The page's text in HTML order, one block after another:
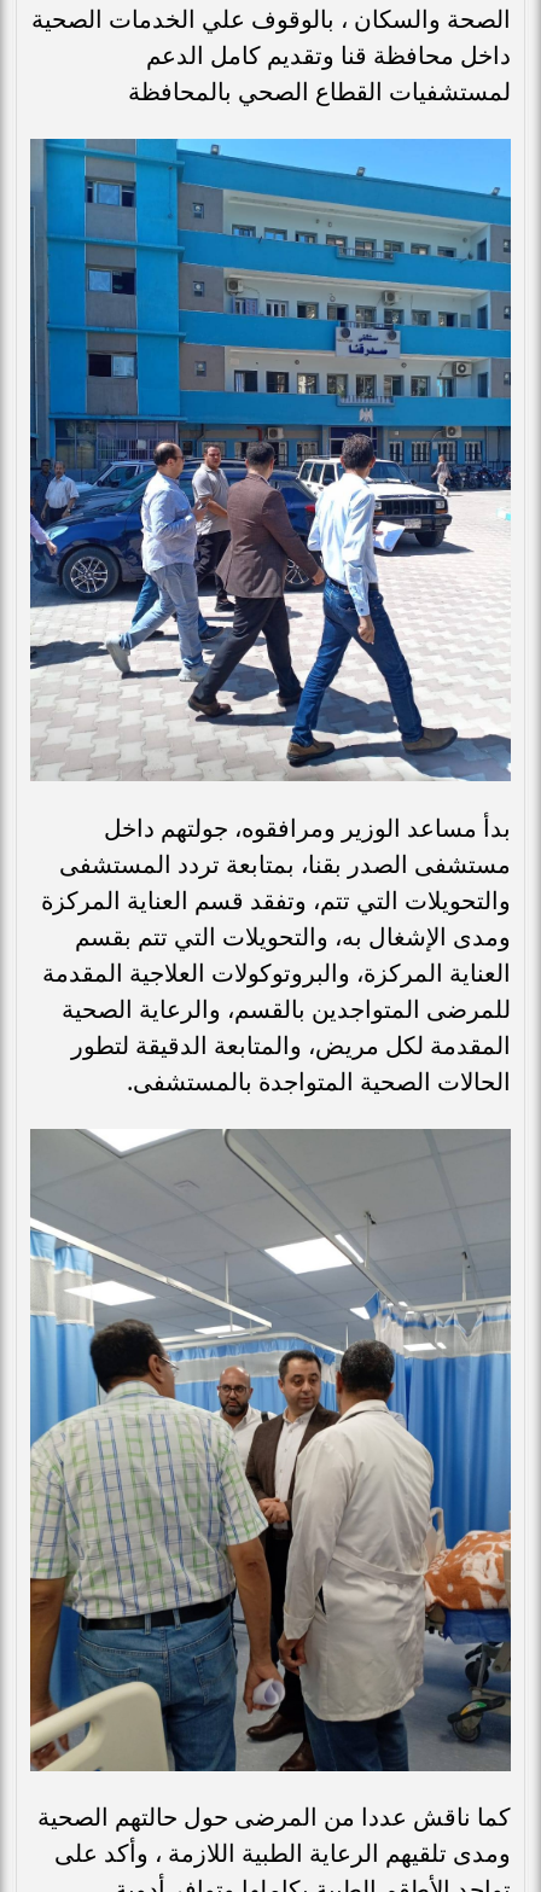
الصحة والسكان ، بالوقوف علي الخدمات الصحية
داخل محافظة قنا وتقديم كامل الدعم
لمستشفيات القطاع الصحي بالمحافظة
بدأ مساعد الوزير ومرافقوه، جولتهم داخل
مستشفى الصدر بقنا، بمتابعة تردد المستشفى
والتحويلات التي تتم، وتفقد قسم العناية المركزة
ومدى الإشغال به، والتحويلات التي تتم بقسم
العناية المركزة، والبروتوكولات العلاجية المقدمة
للمرضى المتواجدين بالقسم، والرعاية الصحية
المقدمة لكل مريض، والمتابعة الدقيقة لتطور
الحالات الصحية المتواجدة بالمستشفى.
كما ناقش عددا من المرضى حول حالتهم الصحية
ومدى تلقيهم الرعاية الطبية اللازمة ، وأكد على